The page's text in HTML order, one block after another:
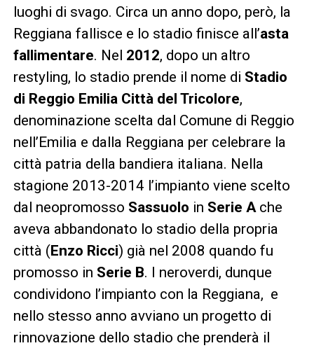
luoghi di svago. Circa un anno dopo, però, la
Reggiana fallisce e lo stadio finisce all’asta
fallimentare. Nel 2012, dopo un altro
restyling, lo stadio prende il nome di Stadio
di Reggio Emilia Città del Tricolore,
denominazione scelta dal Comune di Reggio
nell’Emilia e dalla Reggiana per celebrare la
città patria della bandiera italiana. Nella
stagione 2013-2014 l’impianto viene scelto
dal neopromosso Sassuolo in Serie Ache
aveva abbandonato lo stadio della propria
città ( Enzo Ricci) già nel 2008 quando fu
promosso in Serie B. I neroverdi, dunque
condividono l’impianto con la Reggiana, e
nello stesso anno avviano un progetto di
rinnovazione dello stadio che prenderà il